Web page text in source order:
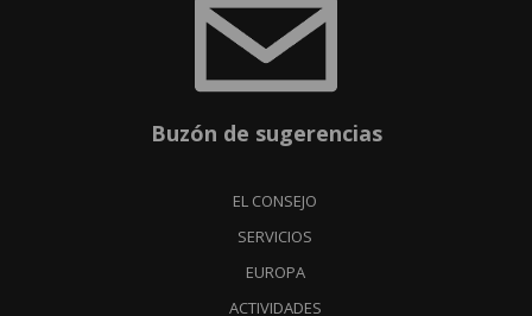
Buzón de sugerencias
EL CONSEJO
SERVICIOS
EUROPA
ACTIVIDADES